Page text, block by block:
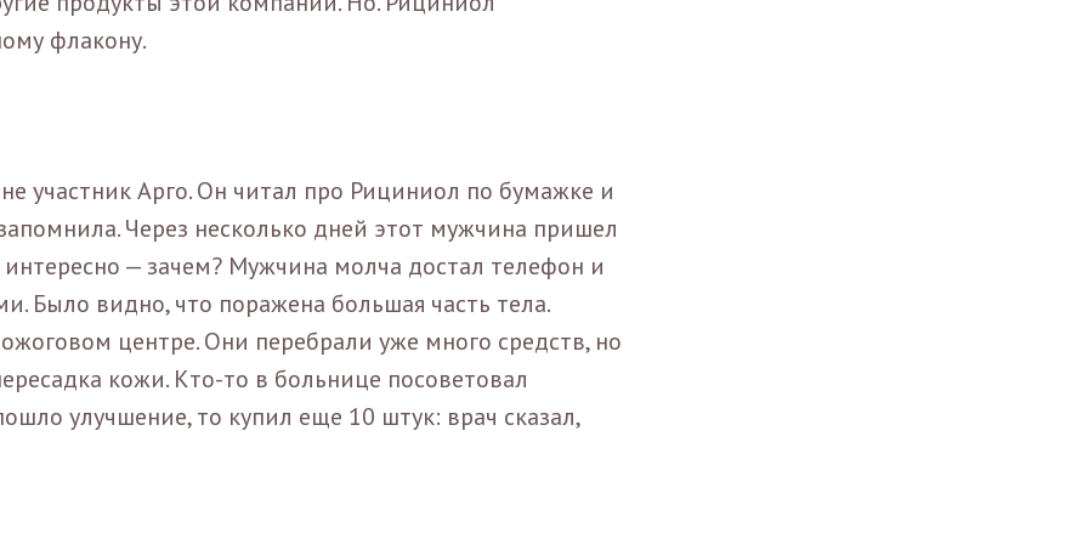
флакону.
участник Арго. Он читал про Рициниол по бумажке и
Через несколько дней этот мужчина пришел
— зачем? Мужчина молча достал телефон и
Было видно, что поражена большая часть тела.
центре. Они перебрали уже много средств, но
кожи. Кто-то в больнице посоветовал
улучшение, то купил еще 10 штук: врач сказал,